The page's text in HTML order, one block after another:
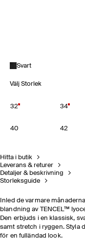
Svart
Välj Storlek
32 34
40 42
Hitta i butik
Leverans & returer
Detaljer & beskrivning
Storleksguide
Inled de varmare
blandning av TENCEL™
Den erbjuds i en klassisk,
samt stretch i ryggen. Styla
för en fulländad look.